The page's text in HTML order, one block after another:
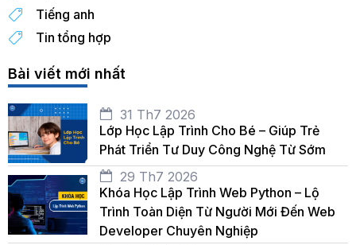
Tiếng anh
Tin tổng hợp
Bài viết mới nhất
31 Th7 2026
Lớp Học Lập Trình Cho Bé – Giúp Trẻ
Phát Triển Tư Duy Công Nghệ Từ Sớm
29 Th7 2026
Khóa Học Lập Trình Web Python – Lộ
Trình Toàn Diện Từ Người Mới Đến Web
Developer Chuyên Nghiệp